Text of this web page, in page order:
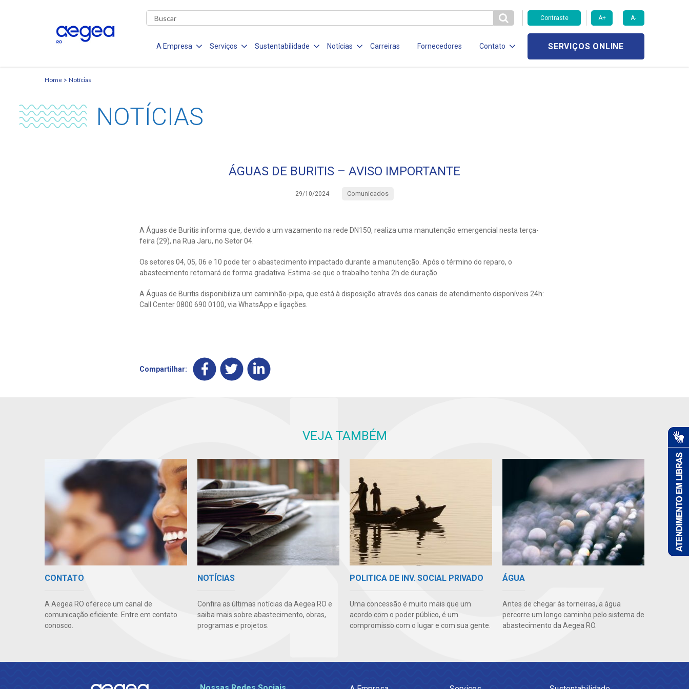
Contraste A+ A-
A Empresa Serviços Sustentabilidade Notícias Carreiras Fornecedores Contato SERVIÇOS ONLINE
Home Notícias
NOTÍCIAS
ÁGUAS DE BURITIS – AVISO IMPORTANTE
29/10/2024 Comunicados
A Águas de Buritis informa que, devido a um vazamento na rede DN150, realiza uma manutenção emergencial nesta terça-
feira (29), na Rua Jaru, no Setor 04.
Os setores 04, 05, 06 e 10 pode ter o abastecimento impactado durante a manutenção. Após o término do reparo, o
abastecimento retornará de forma gradativa. Estima-se que o trabalho tenha 2h de duração.
A Águas de Buritis disponibiliza um caminhão-pipa, que está à disposição através dos canais de atendimento disponíveis 24h:
Call Center 0800 690 0100, via WhatsApp e ligações.
Compartilhar:
VEJA TAMBÉM
CONTATO
A Aegea RO oferece um canal de
comunicação eficiente. Entre em contato
conosco.
NOTÍCIAS
Confira as últimas notícias da Aegea RO e
saiba mais sobre abastecimento, obras,
programas e projetos.
POLITICA DE INV. SOCIAL PRIVADO
Uma concessão é muito mais que um
acordo com o poder público, é um
compromisso com o lugar e com sua gente.
ÁGUA
Antes de chegar às torneiras, a água
percorre um longo caminho pelo sistema de
abastecimento da Aegea RO.